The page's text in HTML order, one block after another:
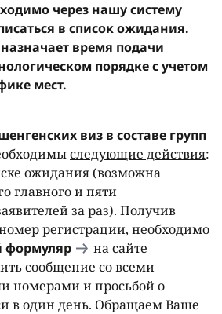
через нашу систему
в список ожидания.
время подачи
порядке с учетом
мест.
виз в составе групп
следующие действия:
ожидания (возможна
главного и пяти
за раз). Получив
регистрации, необходимо
формуляр
на сайте
сообщение со всеми
номерами и просьбой о
в один день. Обращаем Ваше